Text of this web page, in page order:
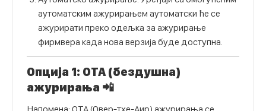
аутоматским ажурирањем аутоматски ће се
ажурирати преко одељка за ажурирање
фирмвера када нова верзија буде доступна.
Опција 1: ОТА (бездушна)
ажурирања 📲